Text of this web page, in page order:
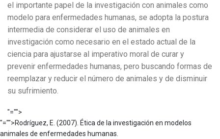
el importante papel de la investigación con animales como
modelo para enfermedades humanas, se adopta la postura
intermedia de considerar el uso de animales en
investigación como necesario en el estado actual de la
ciencia para ajustarse al imperativo moral de curar y
prevenir enfermedades humanas, pero buscando formas de
reemplazar y reducir el número de animales y de disminuir
su sufrimiento.
"="">
"="">Rodríguez, E. (2007). Ética de la investigación en modelos
animales de enfermedades humanas.